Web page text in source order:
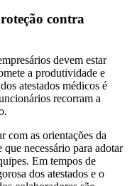
contra
devem estar
a produtividade e
atestados médicos é
recorram a
com as orientações da
necessário para adotar
Em tempos de
dos atestados e o